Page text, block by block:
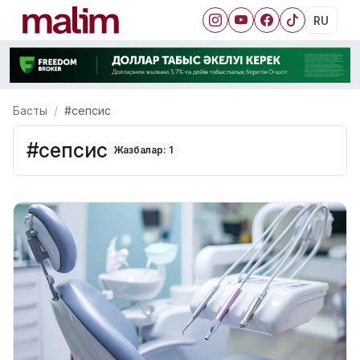
RU
Басты #сепсис
#сепсис Жазбалар: 1